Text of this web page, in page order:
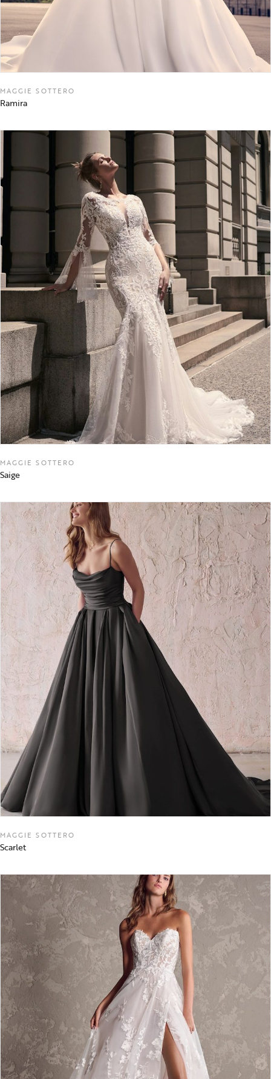
MAGGIE SOTTERO
Ramira
MAGGIE SOTTERO
Saige
MAGGIE SOTTERO
Scarlet